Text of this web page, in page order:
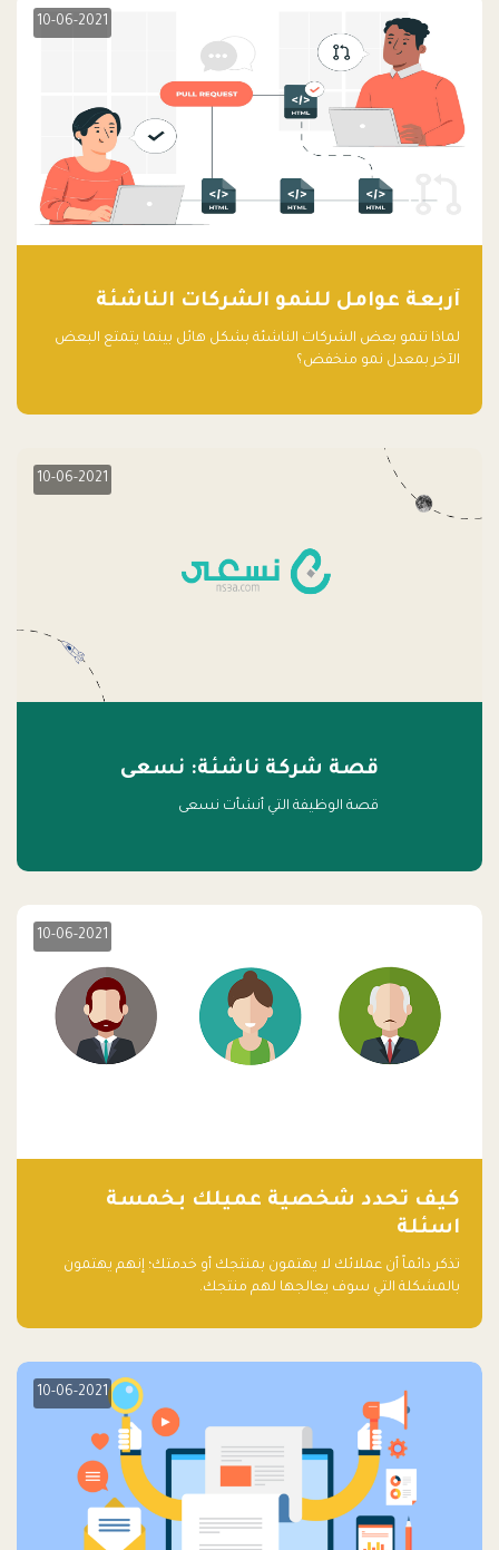
10-06-2021
آربعة عوامل للنمو الشركات الناشئة
لماذا تنمو بعض الشركات الناشئة بشكل هائل بينما يتمتع البعض
الآخر بمعدل نمو منخفض؟
10-06-2021
قصة شركة ناشئة: نسعى
قصة الوظيفة التي أنشأت نسعى
10-06-2021
كيف تحدد شخصية عميلك بخمسة
اسئلة
تذكر دائماً أن عملائك لا يهتمون بمنتجك أو خدمتك؛ إنهم يهتمون
بالمشكلة التي سوف يعالجها لهم منتجك.
10-06-2021